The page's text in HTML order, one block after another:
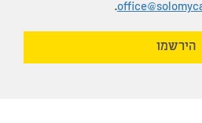
.
הירשמו